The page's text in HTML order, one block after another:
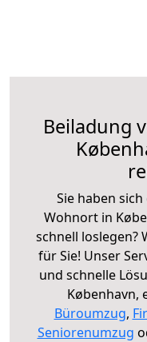
Beiladung
Sie haben
Wohnort in
schnell loslegen?
für Sie! Unser
und schnelle
København,
Büroumzug,
Seniorenumzug